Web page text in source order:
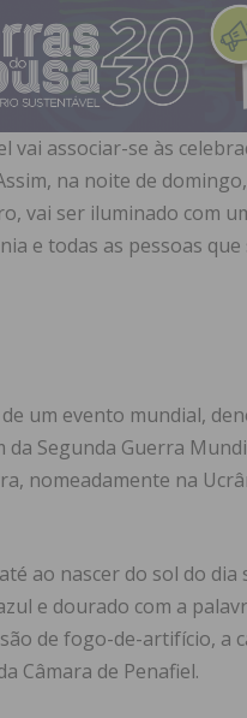
vai associar-se às
na noite de
vai ser iluminado com
e todas as pessoas
um evento mundial,
Segunda Guerra
nomeadamente na
ao nascer do sol do
e dourado com a
de fogo-de-artifício, a
Câmara de Penafiel.